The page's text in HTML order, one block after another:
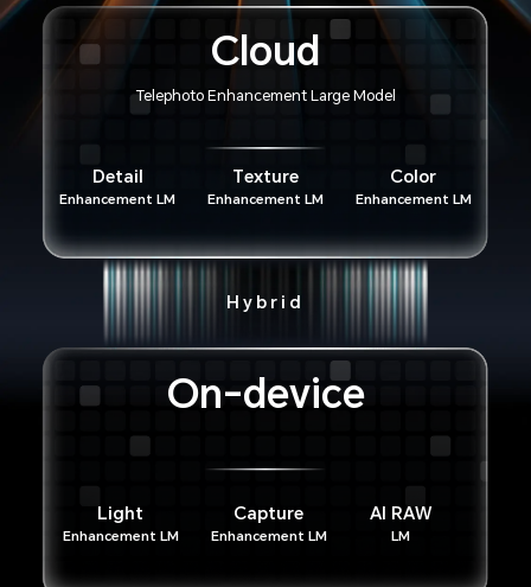
On-device
Light
Enhancement LM
Capture
Enhancement LM
AI RAW
LM
Hybrid
Cloud
Telephoto Enhancement Large Model
Detail
Enhancement LM
Texture
Enhancement LM
Color
Enhancement LM